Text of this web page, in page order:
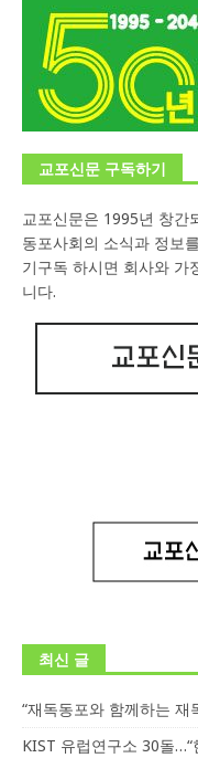
교포신문 구독하기
교포신문은 1995년 창간
동포사회의 소식과 정보
기구독 하시면 회사와 가
니다.
최신 글
“재독동포와 함께하는
KIST 유럽연구소 30돌…“